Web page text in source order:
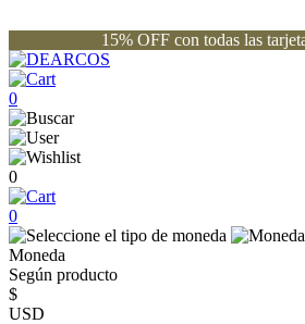
15% OFF con todas las
0
0
0
Moneda
Según producto
$
USD